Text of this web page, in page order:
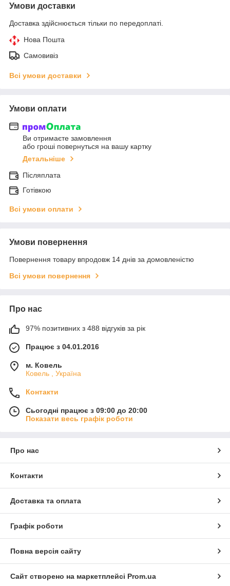
Умови доставки
Доставка здійснюється тільки по передоплаті.
Нова Пошта
Самовивіз
Всі умови доставки
Умови оплати
Ви отримаєте замовлення
або гроші повернуться на вашу картку
Детальніше
Післяплата
Готівкою
Всі умови оплати
Умови повернення
Повернення товару впродовж 14 днів за домовленістю
Всі умови повернення
Про нас
97% позитивних з 488 відгуків за рік
Працює з 04.01.2016
м. Ковель
Ковель , Україна
Контакти
Сьогодні працює з 09:00 до 20:00
Показати весь графік роботи
Про нас
Контакти
Доставка та оплата
Графік роботи
Повна версія сайту
Сайт створено на маркетплейсі Prom.ua